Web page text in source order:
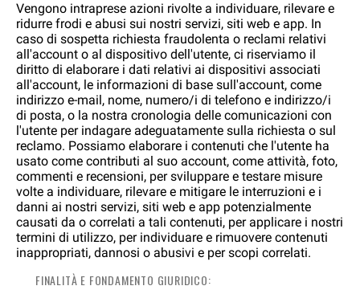
Vengono intraprese azioni rivolte a individuare, rilevare e
ridurre frodi e abusi sui nostri servizi, siti web e app. In
caso di sospetta richiesta fraudolenta o reclami relativi
all'account o al dispositivo dell'utente, ci riserviamo il
diritto di elaborare i dati relativi ai dispositivi associati
all'account, le informazioni di base sull'account, come
indirizzo e-mail, nome, numero/i di telefono e indirizzo/i
di posta, o la nostra cronologia delle comunicazioni con
l'utente per indagare adeguatamente sulla richiesta o sul
reclamo. Possiamo elaborare i contenuti che l'utente ha
usato come contributi al suo account, come attività, foto,
commenti e recensioni, per sviluppare e testare misure
volte a individuare, rilevare e mitigare le interruzioni e i
danni ai nostri servizi, siti web e app potenzialmente
causati da o correlati a tali contenuti, per applicare i nostri
termini di utilizzo, per individuare e rimuovere contenuti
inappropriati, dannosi o abusivi e per scopi correlati.
FINALITÀ E FONDAMENTO GIURIDICO: